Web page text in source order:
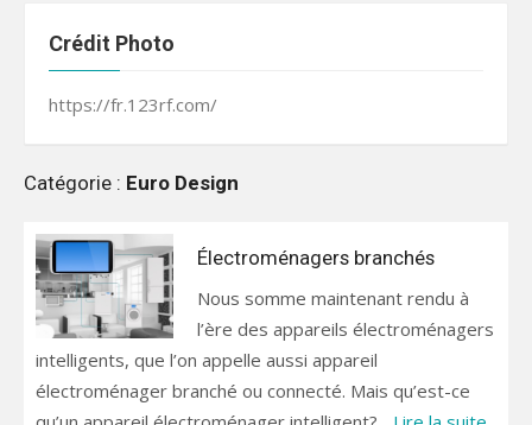
Catégorie : Euro Design
Électroménagers branchés
Nous somme maintenant rendu à
l’ère des appareils électroménagers
intelligents, que l’on appelle aussi appareil
électroménager branché ou connecté. Mais qu’est-ce
Crédit Photo
https://fr.123rf.com/